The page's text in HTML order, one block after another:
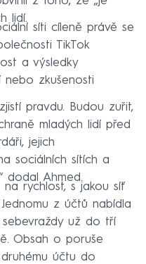
lidí.
síti cíleně právě se
TikTok
a výsledky
nebo zkušenosti
pravdu. Budou zuřit,
mladých lidí před
jejich
sociálních sítích a
dodal Ahmed.
rychlost, s jakou síť
z účtů nabídla
už do tří
Obsah o poruše
účtu do